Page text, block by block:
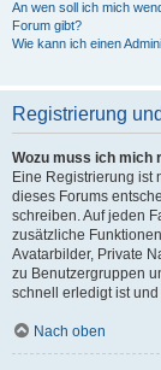
An wen soll ich mich
Forum gibt?
Wie kann ich einen
Registrierung
Wozu muss ich mich
Eine Registrierung ist
dieses Forums
schreiben. Auf jeden
zusätzliche
Avatarbilder, Private
zu Benutzergruppen
schnell erledigt ist
Nach oben